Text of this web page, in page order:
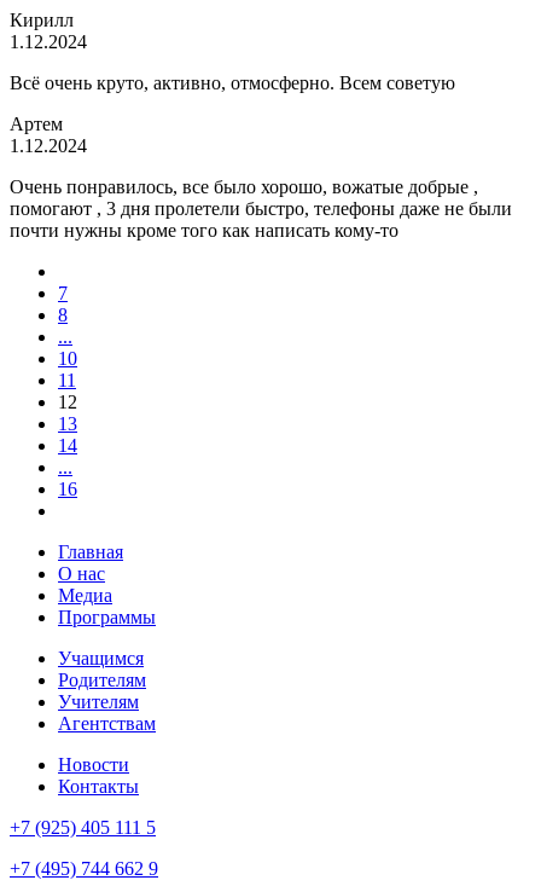
Кирилл
1.12.2024
Всё очень круто, активно, отмосферно. Всем советую
Артем
1.12.2024
Очень понравилось, все было хорошо, вожатые добрые ,
помогают , 3 дня пролетели быстро, телефоны даже не были
почти нужны кроме того как написать кому-то
7
8
...
10
11
12
13
14
...
16
Главная
О нас
Медиа
Программы
Учащимся
Родителям
Учителям
Агентствам
Новости
Контакты
+7 (925) 405 111 5
+7 (495) 744 662 9